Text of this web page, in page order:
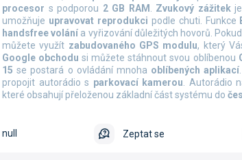
procesor s podporou 2 GB RAM Zvukový zážitekje
umožňuje upravovat reprodukci podle chuti. Funkce
handsfree volání a vyřizování důležitých hovorů.
můžete využít zabudovaného GPS modulu, který
Google obchodu si můžete stáhnout svou oblíbenou
15 se postará o ovládání mnoha oblíbených aplikací
propojit autorádio s parkovací kamerou . Autorádio
které obsahují přeloženou základní část systému do
Zeptat se
null